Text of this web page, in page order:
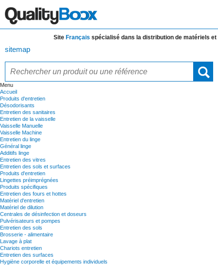
SiteFrançaisspécialisé dans la distribution dematériels et de
sitemap
Menu
Accueil
Produits d'entretien
Désodorisants
Entretien des sanitaires
Entretien de la vaisselle
Vaisselle Manuelle
Vaisselle Machine
Entretien du linge
Général linge
Additifs linge
Entretien des vitres
Entretien des sols et surfaces
Produits d'entretien
Lingettes préimprégnées
Produits spécifiques
Entretien des fours et hottes
Matériel d'entretien
Matériel de dilution
Centrales de désinfection et doseurs
Pulvérisateurs et pompes
Entretien des sols
Brosserie - alimentaire
Lavage à plat
Chariots entretien
Entretien des surfaces
Hygiène corporelle et équipements individuels